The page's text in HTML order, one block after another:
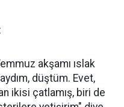
akşamı ıslak
düştüm. Evet,
ikisi çatlamış, biri de